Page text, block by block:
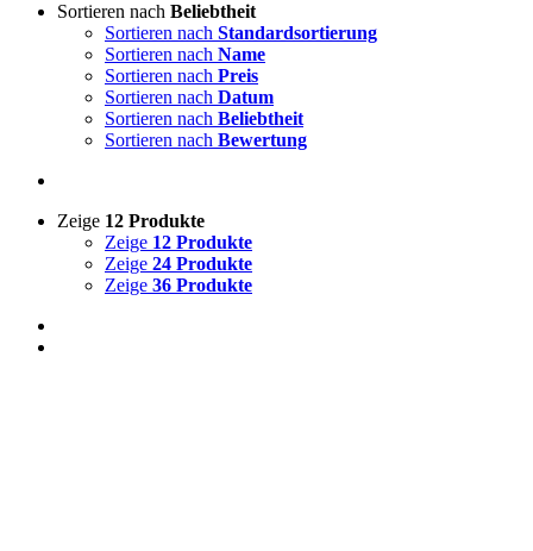
Sortieren nach Beliebtheit
Sortieren nach Standardsortierung
Sortieren nach Name
Sortieren nach Preis
Sortieren nach Datum
Sortieren nach Beliebtheit
Sortieren nach Bewertung
Zeige 12 Produkte
Zeige 12 Produkte
Zeige 24 Produkte
Zeige 36 Produkte